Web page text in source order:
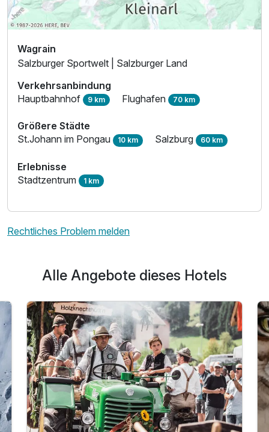
Wagrain
Salzburger Sportwelt | Salzburger Land
Verkehrsanbindung
Hauptbahnhof 9 km Flughafen 70 km
Größere Städte
St.Johann im Pongau 10 km Salzburg 60 km
Erlebnisse
Stadtzentrum 1 km
Rechtliches Problem melden
Alle Angebote dieses Hotels